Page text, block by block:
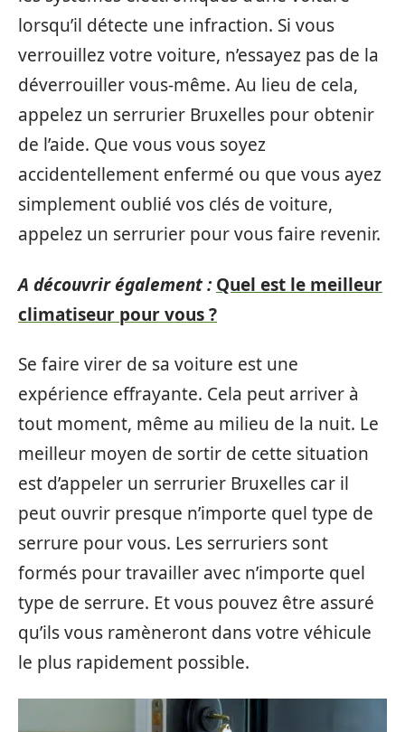
lorsqu’il détecte une infraction. Si vous
verrouillez votre voiture, n’essayez pas de la
déverrouiller vous-même. Au lieu de cela,
appelez un serrurier Bruxelles pour obtenir
de l’aide. Que vous vous soyez
accidentellement enfermé ou que vous ayez
simplement oublié vos clés de voiture,
appelez un serrurier pour vous faire revenir.
A découvrir également : Quel est le meilleur
climatiseur pour vous ?
Se faire virer de sa voiture est une
expérience effrayante. Cela peut arriver à
tout moment, même au milieu de la nuit. Le
meilleur moyen de sortir de cette situation
est d’appeler un serrurier Bruxelles car il
peut ouvrir presque n’importe quel type de
serrure pour vous. Les serruriers sont
formés pour travailler avec n’importe quel
type de serrure. Et vous pouvez être assuré
qu’ils vous ramèneront dans votre véhicule
le plus rapidement possible.